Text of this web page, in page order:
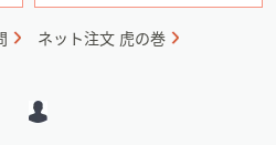
ネット注文 虎の巻